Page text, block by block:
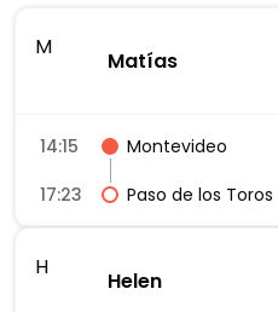
M
Matías
14:15
Montevideo
17:23
Paso de los Toros
H
Helen